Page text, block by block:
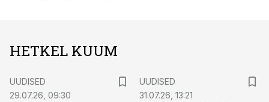
HETKEL KUUM
UUDISED
29.07.26, 09:30
UUDISED
31.07.26, 13:21